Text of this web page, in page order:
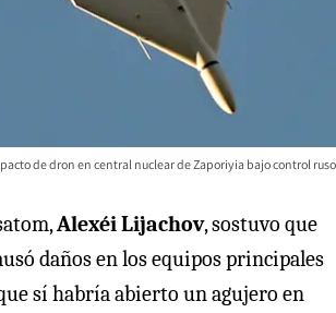
de dron en central nuclear de Zaporiyia bajo control ruso
Alexéi Lijachov, sostuvo que
daños en los equipos principales
sí habría abierto un agujero en